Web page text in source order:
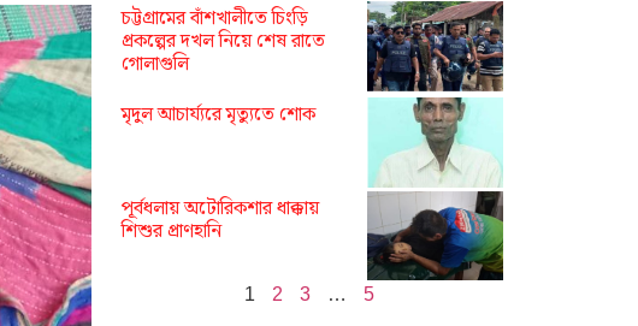
চট্টগ্রামের বাঁশখালীতে চিংড়ি
প্রকল্পের দখল নিয়ে শেষ রাতে
গোলাগুলি
মৃদুল আচার্য্যরে মৃত্যুতে শোক
পূর্বধলায় অটোরিকশার ধাক্কায়
শিশুর প্রাণহানি
1 2 3 … 5